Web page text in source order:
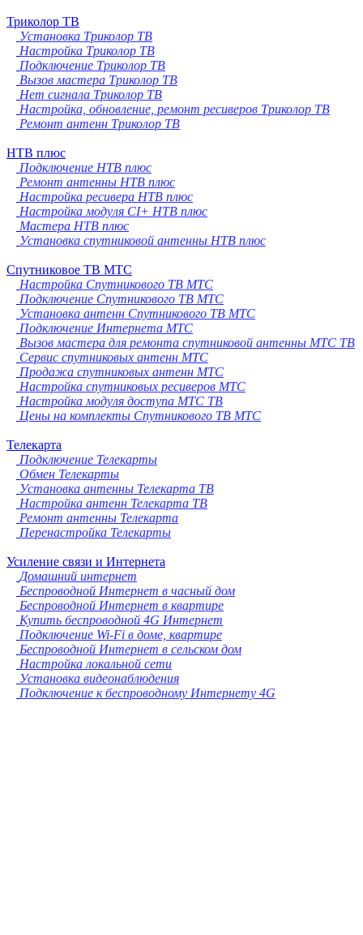
Триколор ТВ
Установка Триколор ТВ
Настройка Триколор ТВ
Подключение Триколор ТВ
Вызов мастера Триколор ТВ
Нет сигнала Триколор ТВ
Настройка, обновление, ремонт ресиверов Триколор ТВ
Ремонт антенн Триколор ТВ
НТВ плюс
Подключение НТВ плюс
Ремонт антенны НТВ плюс
Настройка ресивера НТВ плюс
Настройка модуля CI+ НТВ плюс
Мастера НТВ плюс
Установка спутниковой антенны НТВ плюс
Спутниковое ТВ МТС
Настройка Спутникового ТВ МТС
Подключение Спутникового ТВ МТС
Установка антенн Спутникового ТВ МТС
Подключение Интернета МТС
Вызов мастера для ремонта спутниковой антенны МТС ТВ
Сервис спутниковых антенн МТС
Продажа спутниковых антенн МТС
Настройка спутниковых ресиверов МТС
Настройка модуля доступа МТС ТВ
Цены на комплекты Спутникового ТВ МТС
Телекарта
Подключение Телекарты
Обмен Телекарты
Установка антенны Телекарта ТВ
Настройка антенн Телекарта ТВ
Ремонт антенны Телекарта
Перенастройка Телекарты
Усиление связи и Интернета
Домашний интернет
Беспроводной Интернет в часный дом
Беспроводной Интернет в квартире
Купить беспроводной 4G Интернет
Подключение Wi-Fi в доме, квартире
Беспроводной Интернет в сельском дом
Настройка локальной сети
Установка видеонаблюдения
Подключение к беспроводному Интернету 4G